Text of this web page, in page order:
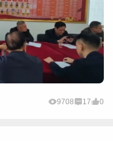
9708 17 0